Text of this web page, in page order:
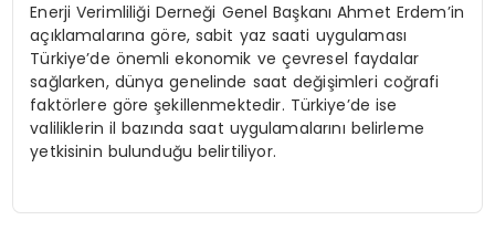
Enerji Verimliliği Derneği Genel Başkanı Ahmet Erdem’in
açıklamalarına göre, sabit yaz saati uygulaması
Türkiye’de önemli ekonomik ve çevresel faydalar
sağlarken, dünya genelinde saat değişimleri coğrafi
faktörlere göre şekillenmektedir. Türkiye’de ise
valiliklerin il bazında saat uygulamalarını belirleme
yetkisinin bulunduğu belirtiliyor.